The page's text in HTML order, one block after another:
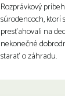
Rozprávkový
súrodencoch, ktorí
presťahovali na
nekonečné
starať o záhradu.